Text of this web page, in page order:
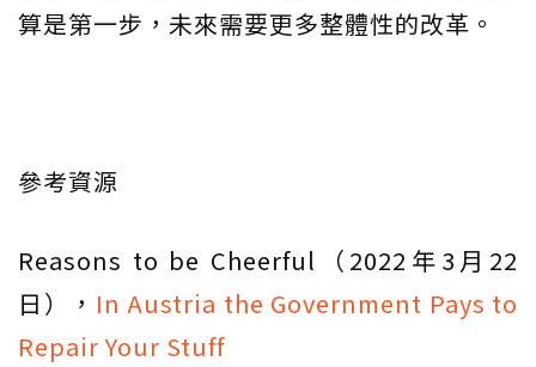
算是第一步，未來需要更多整體性的改革。
參考資源
Reasons to be Cheerful（2022年3月22
日）， In Austria the Government Pays to
Repair Your Stuff